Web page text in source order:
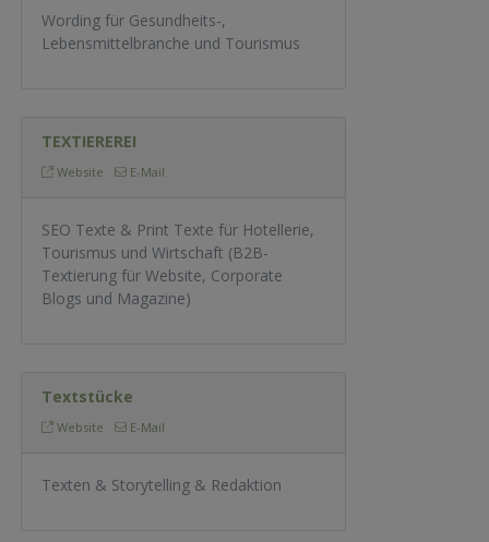
Wording für Gesundheits-,
Lebensmittelbranche und Tourismus
TEXTIEREREI
Website E-Mail
SEO Texte & Print Texte für Hotellerie,
Tourismus und Wirtschaft (B2B-
Textierung für Website, Corporate
Blogs und Magazine)
Textstücke
Website E-Mail
Texten & Storytelling & Redaktion